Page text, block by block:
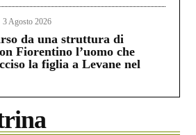
3 Agosto 2026
da una struttura di
Fiorentino l’uomo che
la figlia a Levane nel